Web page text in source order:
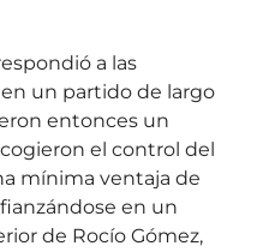
a las
un partido de largo
entonces un
el control del
mínima ventaja de
en un
de Rocío Gómez,